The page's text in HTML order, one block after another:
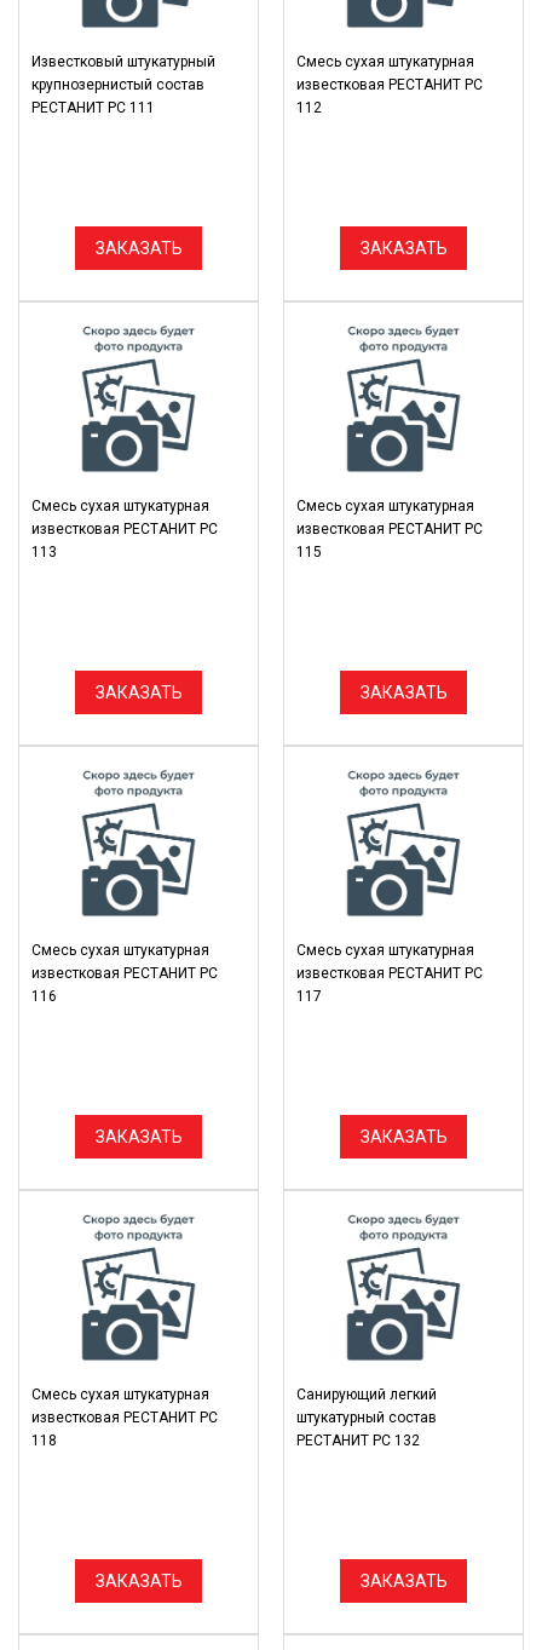
Известковый штукатурный
крупнозернистый состав
РЕСТАНИТ РС 111
ЗАКАЗАТЬ
Смесь сухая штукатурная
известковая РЕСТАНИТ РС
112
ЗАКАЗАТЬ
Смесь сухая штукатурная
известковая РЕСТАНИТ РС
113
ЗАКАЗАТЬ
Смесь сухая штукатурная
известковая РЕСТАНИТ РС
115
ЗАКАЗАТЬ
Смесь сухая штукатурная
известковая РЕСТАНИТ РС
116
ЗАКАЗАТЬ
Смесь сухая штукатурная
известковая РЕСТАНИТ РС
117
ЗАКАЗАТЬ
Смесь сухая штукатурная
известковая РЕСТАНИТ РС
118
ЗАКАЗАТЬ
Санирующий легкий
штукатурный состав
РЕСТАНИТ РС 132
ЗАКАЗАТЬ